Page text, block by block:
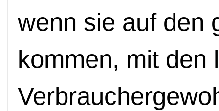
wenn sie auf den
kommen, mit den